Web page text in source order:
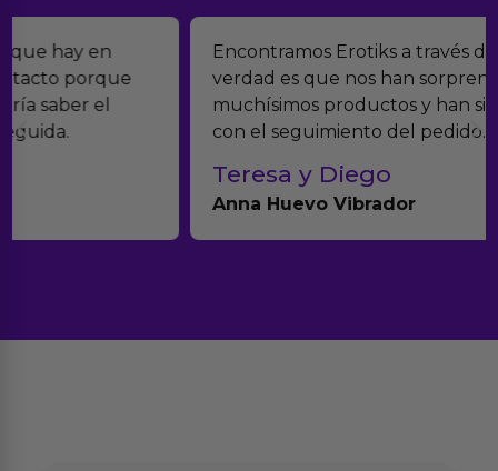
Encontramos Erotiks a través de Google y la
verdad es que nos han sorprendido. Tienen
muchísimos productos y han sido super atentos
con el seguimiento del pedido.
Teresa y Diego
Anna Huevo Vibrador